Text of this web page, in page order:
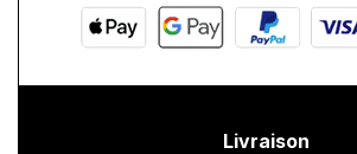
Livraison